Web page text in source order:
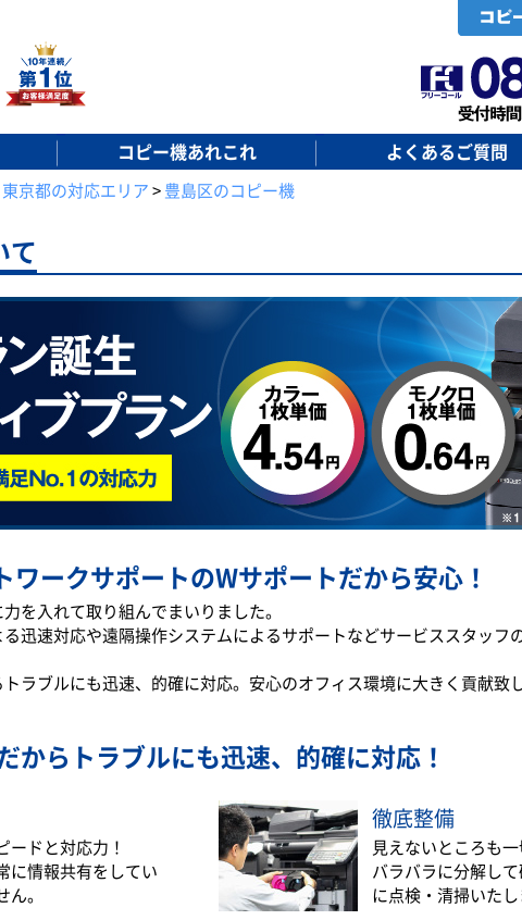
コピー機あれこれ よくあるご質問
東京都の対応エリア>豊島区のコピー機
て
ワークサポートのWサポートだから安心！
を入れて取り組んでまいりました。
迅速対応や遠隔操作システムによるサポートなどサービススタッフ
ラブルにも迅速、的確に対応。安心のオフィス環境に大きく貢献致し
から トラブルにも迅速、的確に対応！
ードと対応力！
に情報共有をしてい
。
徹底整備
見えないところも
バラバラに分解し
に点検・清掃いたし